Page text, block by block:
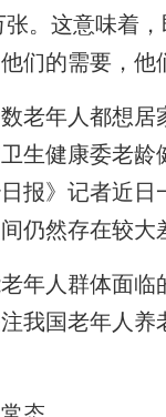
张。这意味着
们的需要，
年人都想居
生健康委老
报》记者近
仍然存在较大
人群体面临
我国老年人